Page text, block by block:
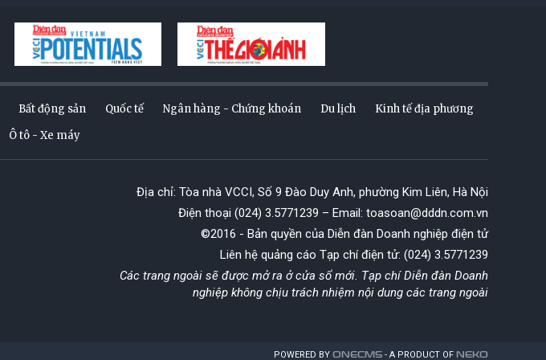
Bất động sản Quốc tế Ngân hàng - Chứng khoán Du lịch
Kinh tế địa phương
Ô tô - Xe máy
Địa chỉ: Tòa nhà VCCI, Số 9 Đào Duy Anh, phường Kim Liên, Hà Nội
Điện thoại (024) 3.5771239 – Email: toasoan@dddn.com.vn
©2016 - Bản quyền của Diễn đàn Doanh nghiệp điện tử
Liên hệ quảng cáo Tạp chí điện tử: (024) 3.5771239
Các trang ngoài sẽ được mở ra ở cửa sổ mới. Tạp chí Diễn đàn Doanh
nghiệp không chịu trách nhiệm nội dung các trang ngoài
POWERED BY ONECMS - A PRODUCT OF NEKO